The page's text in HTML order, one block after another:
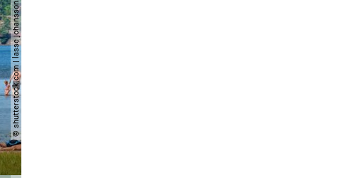
© shutterstock.com | lasse johansson